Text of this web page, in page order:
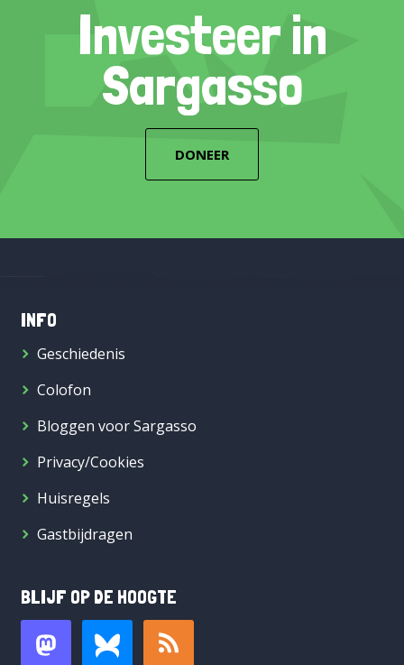
Investeer in
Sargasso
DONEER
INFO
Geschiedenis
Colofon
Bloggen voor Sargasso
Privacy/Cookies
Huisregels
Gastbijdragen
BLIJF OP DE HOOGTE